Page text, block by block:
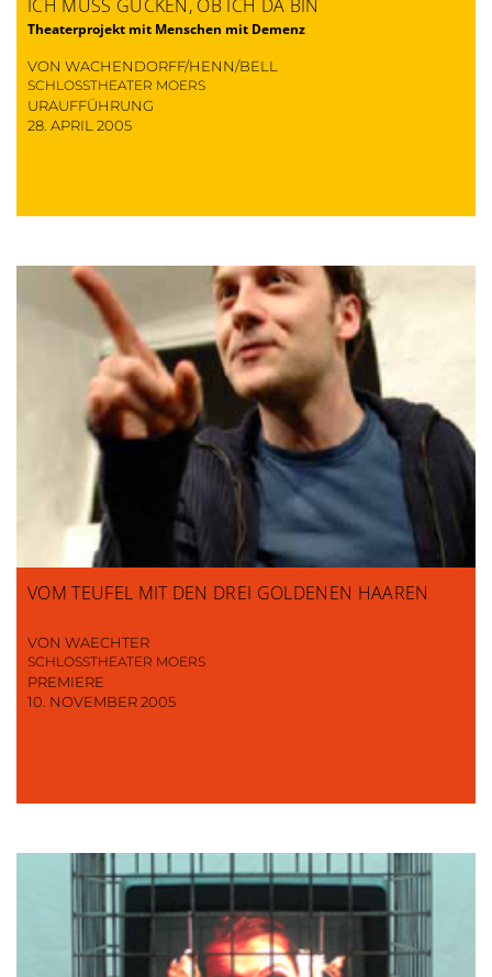
ICH MUSS GUCKEN, OB ICH DA BIN
Theaterprojekt mit Menschen mit Demenz
VON WACHENDORFF/HENN/BELL
SCHLOSSTHEATER MOERS
URAUFFÜHRUNG
28. APRIL 2005
VOM TEUFEL MIT DEN DREI GOLDENEN HAAREN
VON WAECHTER
SCHLOSSTHEATER MOERS
PREMIERE
10. NOVEMBER 2005